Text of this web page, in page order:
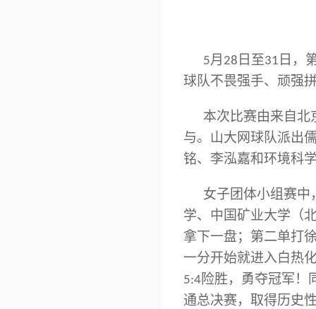
5月28日至31日，
球队不畏强手、顽强
本次比赛由来自北
与。山大网球队派出
铭、李泓嘉和环境科
女子团体小组赛中
学、中国矿业大学（
拿下一盘；第二单打
一分开始就进入白热
5:4险胜，勇夺冠军！
通总决赛，取得历史